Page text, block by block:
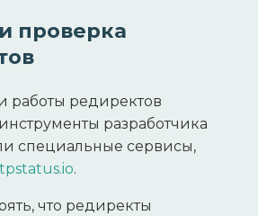
проверка
работы редиректов
разработчика
специальные сервисы,
.
что редиректы